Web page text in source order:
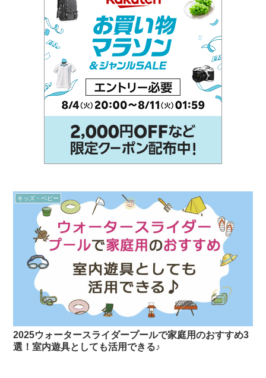
キッズ・ベビー
2025ウォータースライダープールで家庭用のおすすめ3
選！室内遊具としても活用できる♪